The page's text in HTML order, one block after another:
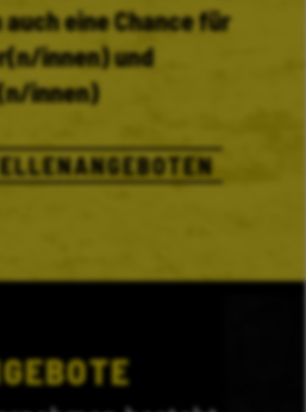
eine Chance für
innen) und
innen)